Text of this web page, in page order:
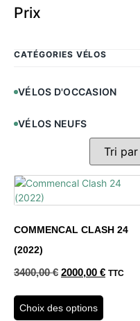
Prix
CATÉGORIES VÉLOS
VÉLOS D'OCCASION
VÉLOS NEUFS
COMMENCAL CLASH 24
(2022)
3400,00€ 2000,00 € TTC
Choix des options